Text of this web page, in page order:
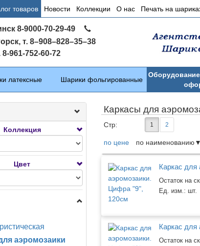
товаров Новости Коллекции О нас Печать на
8-9000-70-29-49
т. 8–908–828–35–38
8-961-752-60-72
латексные Шарики фольгированные
Коллекция
Цвет
Шараэромозаики
Каркасы для
Стр: 1 2
по цене по наименованию
Товары Каркас для
Остаток на
Ед. изм.: шт.
Каркас для
Остаток на